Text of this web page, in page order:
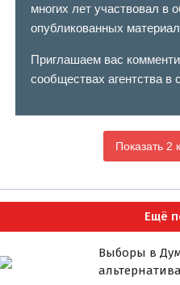
многих лет участвовал в
опубликованных
Приглашаем вас
сообществах агентства в
Показать 2
Ещё
Выборы в